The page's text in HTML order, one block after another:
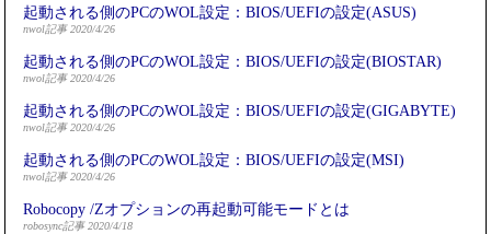
起動される側のPCのWOL設定：BIOS/UEFIの設定(ASUS)
nwol記事 2020/4/26
起動される側のPCのWOL設定：BIOS/UEFIの設定(BIOSTAR)
nwol記事 2020/4/26
起動される側のPCのWOL設定：BIOS/UEFIの設定(GIGABYTE)
nwol記事 2020/4/26
起動される側のPCのWOL設定：BIOS/UEFIの設定(MSI)
nwol記事 2020/4/26
Robocopy /Zオプションの再起動可能モードとは
robosync記事 2020/4/18